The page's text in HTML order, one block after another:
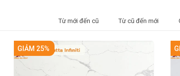
Từ mới đến cũ Từ cũ đến mới
GIẢM 25%